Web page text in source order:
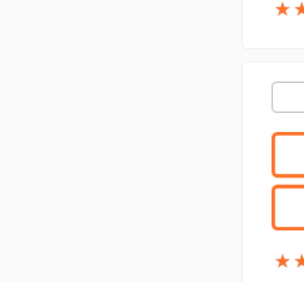
★
★
★
★